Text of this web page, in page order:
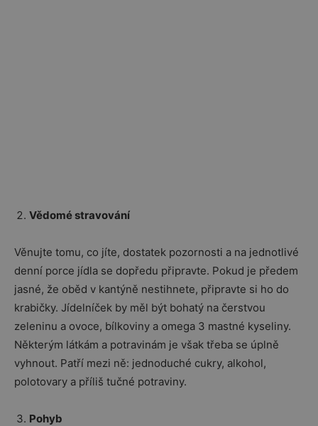
Vědomé stravování
Věnujte tomu, co jíte, dostatek pozornosti a na jednotlivé
denní porce jídla se dopředu připravte. Pokud je předem
jasné, že oběd v kantýně nestihnete, připravte si ho do
krabičky. Jídelníček by měl být bohatý na čerstvou
zeleninu a ovoce, bílkoviny a omega 3 mastné kyseliny.
Některým látkám a potravinám je však třeba se úplně
vyhnout. Patří mezi ně: jednoduché cukry, alkohol,
polotovary a příliš tučné potraviny.
Pohyb